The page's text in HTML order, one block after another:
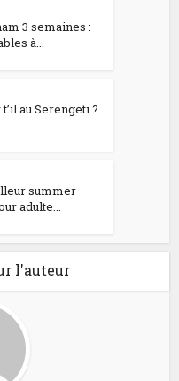
3 semaines :
à...
au Serengeti ?
summer
adulte...
l'auteur